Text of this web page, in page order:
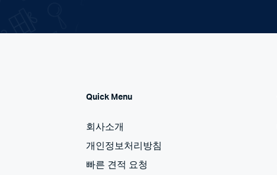
Quick Menu
회사소개
개인정보처리방침
빠른 견적 요청